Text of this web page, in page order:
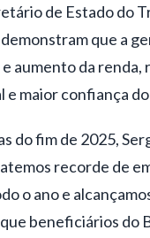
de Estado do
que a
aumento da
e maior confiança
do fim de 2025,
recorde de
o ano e
beneficiários do